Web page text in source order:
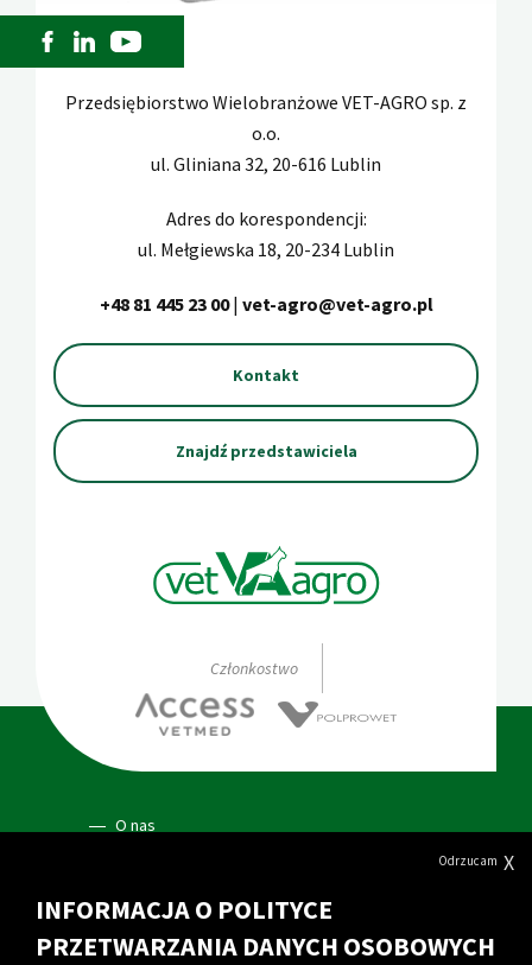
Przedsiębiorstwo Wielobranżowe VET-AGRO sp. z
o.o.
ul. Gliniana 32, 20-616 Lublin
Adres do korespondencji:
ul. Mełgiewska 18, 20-234 Lublin
+48 81 445 23 00| vet-agro@vet-agro.pl
Kontakt
Znajdź przedstawiciela
Członkostwo
O nas
INFORMACJA O POLITYCE
PRZETWARZANIA DANYCH OSOBOWYCH
Odrzucam X